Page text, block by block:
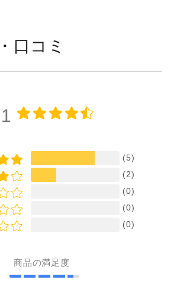
口コミ
(5)
(2)
(0)
(0)
(0)
商品の満足度